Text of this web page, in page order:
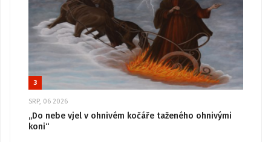
3
SRP, 06 2026
„Do nebe vjel v ohnivém kočáře taženého ohnivými
koni“